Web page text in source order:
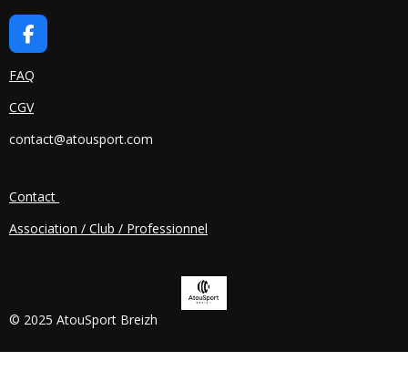
F
A
C
B
O
FAQ
CGV
contact@atousport.com
Contact
Association / Club / Professionnel
© 2025 AtouSport Breizh